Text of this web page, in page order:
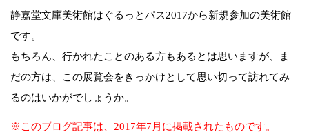
静嘉堂文庫美術館はぐるっとパス2017から新規参加の美術館
です。
もちろん、行かれたことのある方もあるとは思いますが、ま
だの方は、この展覧会をきっかけとして思い切って訪れてみ
るのはいかがでしょうか。
※このブログ記事は、2017年7月に掲載されたものです。